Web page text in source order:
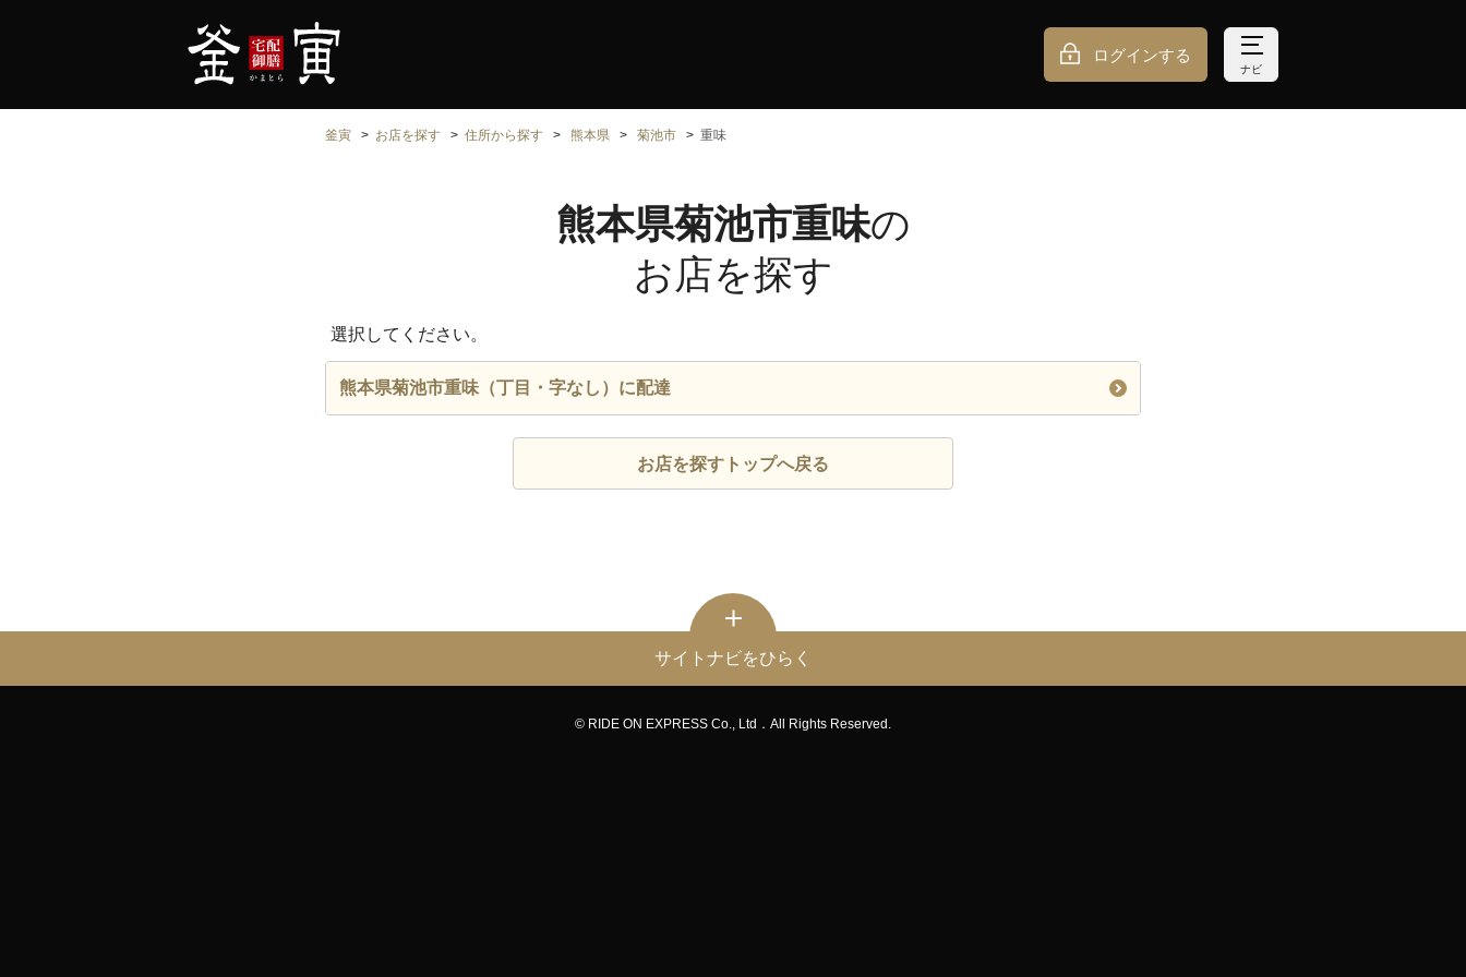
ログインする
ナビ
釜寅 お店を探す 住所から探す 熊本県 菊池市 重味
熊本県菊池市重味の
お店を探す
選択してください。
熊本県菊池市重味（丁目・字なし）に配達
お店を探すトップへ戻る
サイトナビをひらく
© RIDE ON EXPRESS Co., Ltd．All Rights Reserved.